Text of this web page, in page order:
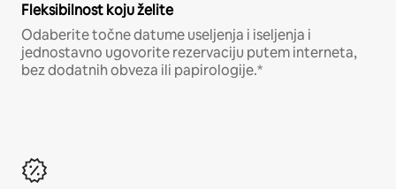
Fleksibilnost koju želite
Odaberite točne datume useljenja i iseljenja i
jednostavno ugovorite rezervaciju putem interneta,
bez dodatnih obveza ili papirologije.*